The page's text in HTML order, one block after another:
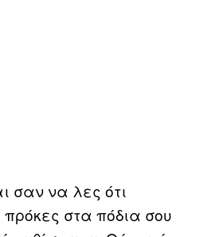
σαν να λες ότι
στα πόδια σου